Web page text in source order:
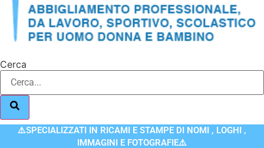
Cerca
⚠️SPECIALIZZATI IN RICAMI E STAMPE DI NOMI , LOGHI ,
IMMAGINI E FOTOGRAFIE⚠️